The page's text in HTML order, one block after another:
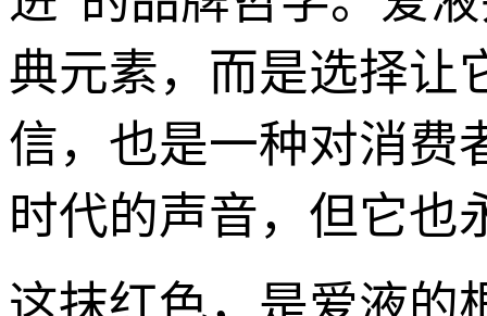
典元素，而是选择让
信，也是一种对消费
时代的声音，但它也